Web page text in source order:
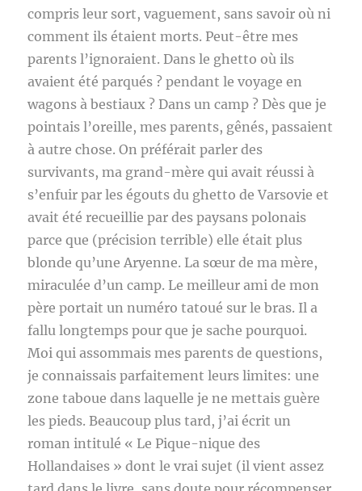
compris leur sort, vaguement, sans savoir où ni
comment ils étaient morts. Peut-être mes
parents l’ignoraient. Dans le ghetto où ils
avaient été parqués ? pendant le voyage en
wagons à bestiaux ? Dans un camp ? Dès que je
pointais l’oreille, mes parents, gênés, passaient
à autre chose. On préférait parler des
survivants, ma grand-mère qui avait réussi à
s’enfuir par les égouts du ghetto de Varsovie et
avait été recueillie par des paysans polonais
parce que (précision terrible) elle était plus
blonde qu’une Aryenne. La sœur de ma mère,
miraculée d’un camp. Le meilleur ami de mon
père portait un numéro tatoué sur le bras. Il a
fallu longtemps pour que je sache pourquoi.
Moi qui assommais mes parents de questions,
je connaissais parfaitement leurs limites: une
zone taboue dans laquelle je ne mettais guère
les pieds. Beaucoup plus tard, j’ai écrit un
roman intitulé « Le Pique-nique des
Hollandaises » dont le vrai sujet (il vient assez